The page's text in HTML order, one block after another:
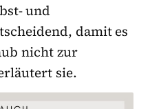
und
damit es
nicht zur
sie.